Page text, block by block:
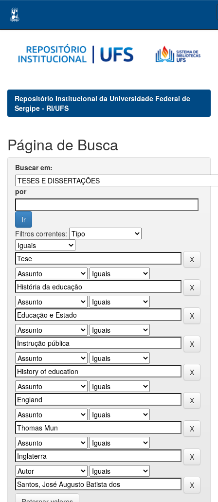
navigation
Repositório Institucional da Universidade Federal de
Sergipe - RI/UFS
Página de Busca
Buscar em:
por
Filtros correntes: